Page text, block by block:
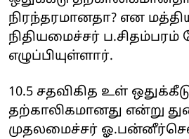
நிரந்தரமானதா? என
நிதியமைச்சர் ப.சிதம்பரம்
எழுப்பியுள்ளார்.
10.5 சதவிகித உள்
தற்காலிகமானது என்று
முதலமைச்சர்